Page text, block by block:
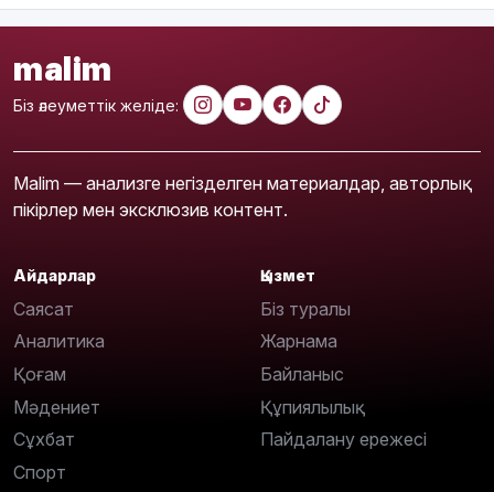
malim
Біз әлеуметтік желіде:
Malim — анализге негізделген материалдар, авторлық
пікірлер мен эксклюзив контент.
Айдарлар
Саясат
Аналитика
Қоғам
Мәдениет
Сұхбат
Спорт
Қызмет
Біз туралы
Жарнама
Байланыс
Құпиялылық
Пайдалану ережесі